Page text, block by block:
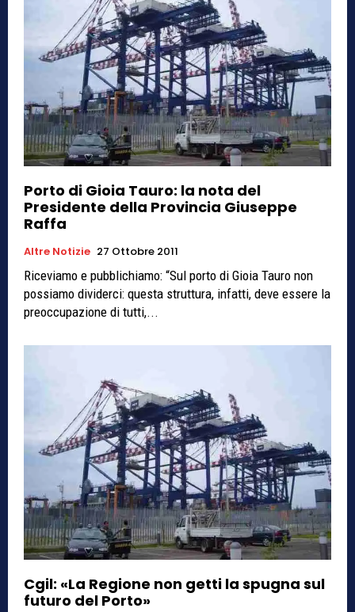
Porto di Gioia Tauro: la nota del
Presidente della Provincia Giuseppe
Raffa
Altre Notizie 27 Ottobre 2011
Riceviamo e pubblichiamo: “Sul porto di Gioia Tauro non
possiamo dividerci: questa struttura, infatti, deve essere la
preoccupazione di tutti,...
Cgil: «La Regione non getti la spugna sul
futuro del Porto»